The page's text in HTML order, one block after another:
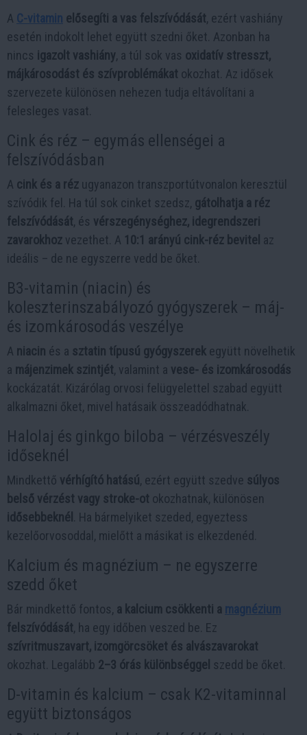
A C-vitamin elősegíti a vas felszívódását, ezért vashiány
esetén indokolt lehet együtt szedni őket. Azonban ha
nincs igazolt vashiány, a túl sok vas oxidatív stresszt,
májkárosodást és szívproblémákat okozhat. Az idősek
szervezete különösen nehezen tudja eltávolítani a
felesleges vasat.
Cink és réz – egymás ellenségei a
felszívódásban
A cink és a réz ugyanazon transzportútvonalon keresztül
szívódik fel. Ha túl sok cinket szedsz, gátolhatja a réz
felszívódását, és vérszegénységhez, idegrendszeri
zavarokhoz vezethet. A 10:1 arányú cink-réz bevitel az
ideális – de ne egyszerre vedd be őket.
B3-vitamin (niacin) és
koleszterinszabályozó gyógyszerek – máj-
és izomkárosodás veszélye
A niacin és a sztatin típusú gyógyszerek együtt növelhetik
a májenzimek szintjét, valamint a vese- és izomkárosodás
kockázatát. Kizárólag orvosi felügyelettel szabad együtt
alkalmazni őket, mivel hatásaik összeadódhatnak.
Halolaj és ginkgo biloba – vérzésveszély
időseknél
Mindkettő vérhígító hatású, ezért együtt szedve súlyos
belső vérzést vagy stroke-ot okozhatnak, különösen
idősebbeknél
. Ha bármelyiket szeded, egyeztess
kezelőorvosoddal, mielőtt a másikat is elkezdenéd.
Kalcium és magnézium – ne egyszerre
szedd őket
Bár mindkettő fontos, a kalcium csökkenti a magnézium
felszívódását, ha egy időben veszed be. Ez
szívritmuszavart, izomgörcsöket és alvászavarokat
okozhat. Legalább 2–3 órás különbséggel szedd be őket.
D-vitamin és kalcium – csak K2-vitaminnal
együtt biztonságos